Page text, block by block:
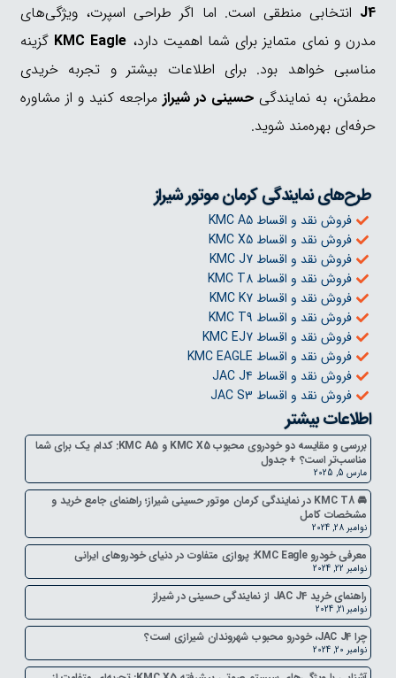
J4 انتخابی منطقی است. اما اگر طراحی اسپرت، ویژگی‌های
مدرن و نمای متمایز برای شما اهمیت دارد، KMC Eagle گزینه
مناسبی خواهد بود. برای اطلاعات بیشتر و تجربه خریدی
مطمئن، به نمایندگی حسینی در شیراز مراجعه کنید و از مشاوره
حرفه‌ای بهره‌مند شوید.
طرح‌های نمایندگی کرمان موتور شیراز
فروش نقد و اقساط KMC A5
فروش نقد و اقساط KMC X5
فروش نقد و اقساط KMC J7
فروش نقد و اقساط KMC T8
فروش نقد و اقساط KMC K7
فروش نقد و اقساط KMC T9
فروش نقد و اقساط KMC EJ7
فروش نقد و اقساط KMC EAGLE
فروش نقد و اقساط JAC J4
فروش نقد و اقساط JAC S3
اطلاعات بیشتر
بررسی و مقایسه دو خودروی محبوب KMC X5 و KMC A5: کدام یک برای شما
مناسب‌تر است؟ + جدول
مارس 5, 2025
🚘 KMC T8 در نمایندگی کرمان موتور حسینی شیراز؛ راهنمای جامع خرید و
مشخصات کامل
نوامبر 28, 2024
معرفی خودرو KMC Eagle: پروازی متفاوت در دنیای خودروهای ایرانی
نوامبر 22, 2024
راهنمای خرید JAC J4 از نمایندگی حسینی در شیراز
نوامبر 21, 2024
چرا JAC J4، خودرو محبوب شهروندان شیرازی است؟
نوامبر 20, 2024